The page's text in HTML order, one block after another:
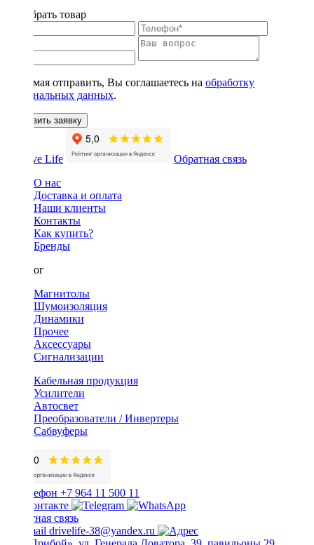
Подобрать товар
Нажимая отправить, Вы соглашаетесь на обработку
персональных данных.
Оставить заявку
Обратная связь
О нас
Доставка и оплата
Наши клиенты
Контакты
Как купить?
Бренды
Каталог
Магнитолы
Шумоизоляция
Динамики
Прочее
Аксессуары
Сигнализации
Кабельная продукция
Усилители
Автосвет
Преобразователи / Инвертеры
Сабвуферы
+7 964 11 500 11
Обратная связь
drivelife-38@yandex.ru